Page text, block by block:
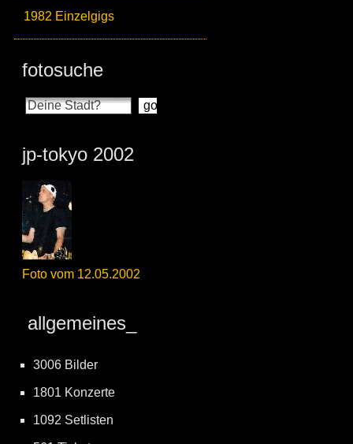
1982 Einzelgigs
fotosuche
jp-tokyo 2002
Foto vom 12.05.2002
allgemeines_
3006 Bilder
1801 Konzerte
1092 Setlisten